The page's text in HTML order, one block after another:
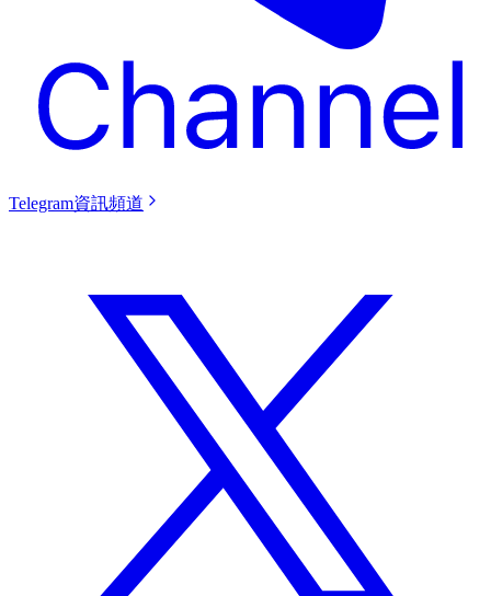
Telegram資訊頻道